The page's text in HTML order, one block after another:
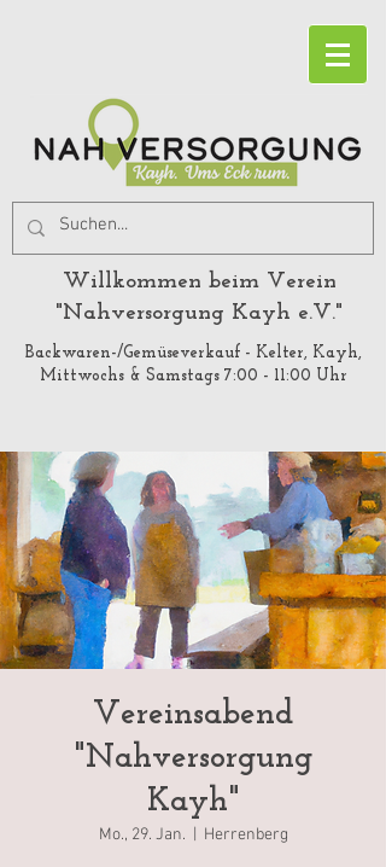
Willkommen beim Verein
"Nahversorgung Kayh e.V."
Backwaren-/Gemüseverkauf - Kelter, Kayh,
Mittwochs & Samstags 7:00 - 11:00 Uhr
Vereinsabend
"Nahversorgung
Kayh"
Mo., 29. Jan. Herrenberg